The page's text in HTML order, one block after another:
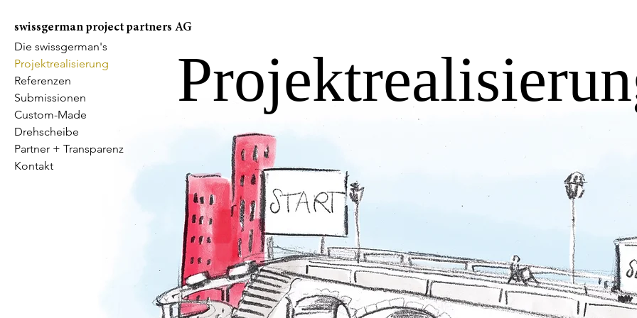
swissgerman project partners AG
Die swissgerman's
Projektrealisierung
Referenzen
Submissionen
Custom-Made
Drehscheibe
Partner + Transparenz
Kontakt